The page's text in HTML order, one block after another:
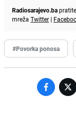
Radiosarajevo.ba
mreža Twitter |
#Povorka ponosa